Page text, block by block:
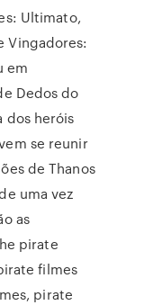
Ultimato,
Vingadores:
em
Dedos do
dos heróis
se reunir
de Thanos
uma vez
as
pirate
filmes
pirate